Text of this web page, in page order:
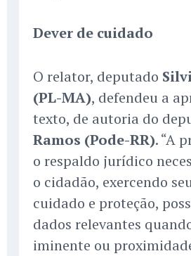
Dever de cuidado
O relator, deputado
(PL-MA), defendeu a
texto, de autoria do
Ramos (Pode-RR). “A
o respaldo jurídico
o cidadão, exercendo
cuidado e proteção,
dados relevantes
iminente ou